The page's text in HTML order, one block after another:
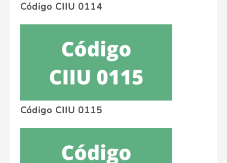
Código CIIU 0114
Código CIIU 0115